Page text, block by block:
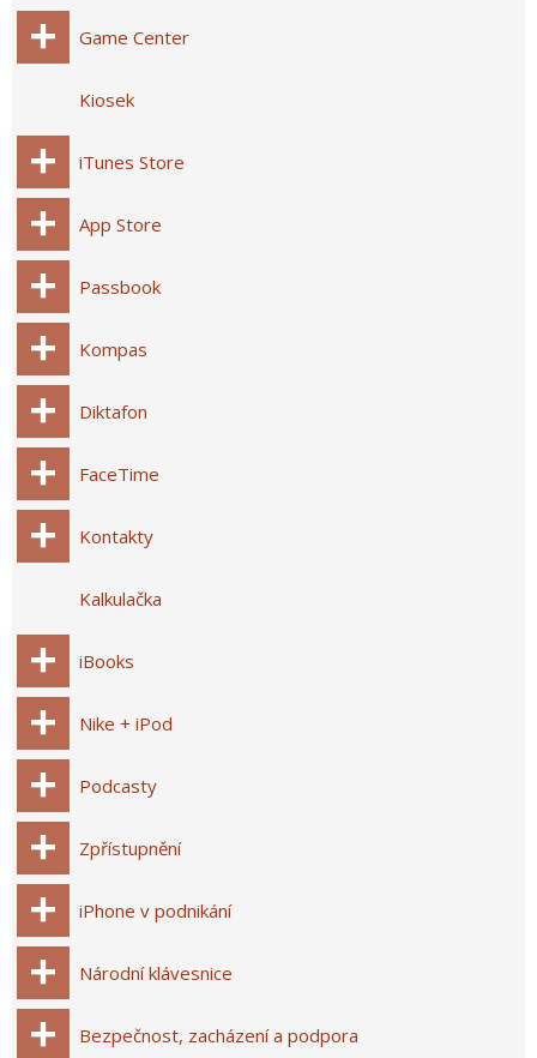
Game Center
Kiosek
iTunes Store
App Store
Passbook
Kompas
Diktafon
FaceTime
Kontakty
Kalkulačka
iBooks
Nike + iPod
Podcasty
Zpřístupnění
iPhone v podnikání
Národní klávesnice
Bezpečnost, zacházení a podpora